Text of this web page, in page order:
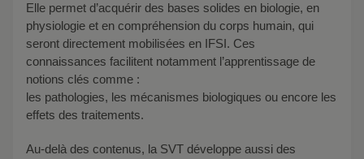
Elle permet d’acquérir des bases solides en biologie, en
physiologie et en compréhension du corps humain, qui
seront directement mobilisées en IFSI. Ces
connaissances facilitent notamment l’apprentissage de
notions clés comme :
les pathologies, les mécanismes biologiques ou encore les
effets des traitements.
Au-delà des contenus, la SVT développe aussi des